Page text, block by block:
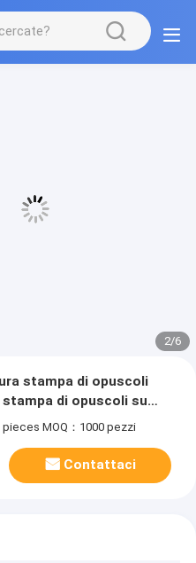
3/6
stampa di opuscoli
di opuscoli su
pieces MOQ：1000 pezzi
Contattaci